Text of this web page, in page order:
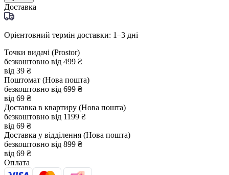
Доставка
Орієнтовний термін доставки: 1–3 дні
Точки видачі (Prostor)
безкоштовно від 499 ₴
від 39 ₴
Поштомат (Нова пошта)
безкоштовно від 699 ₴
від 69 ₴
Доставка в квартиру (Нова пошта)
безкоштовно від 1199 ₴
від 69 ₴
Доставка у відділення (Нова пошта)
безкоштовно від 899 ₴
від 69 ₴
Оплата